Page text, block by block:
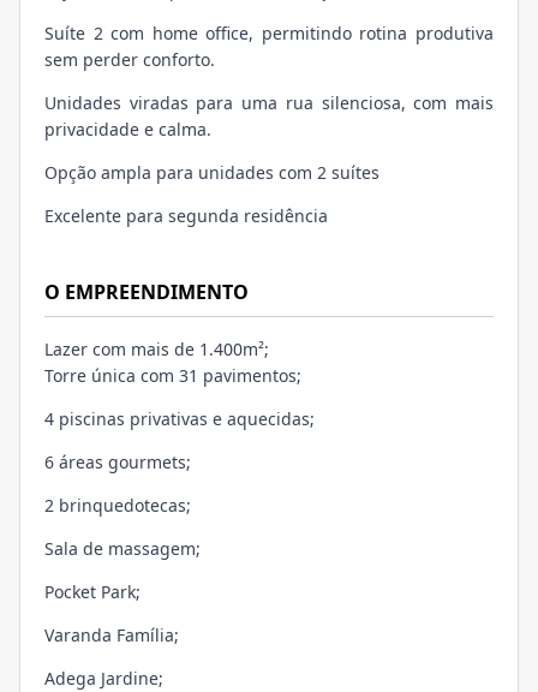
Suíte 2 com home office, permitindo rotina produtiva
sem perder conforto.
Unidades viradas para uma rua silenciosa, com mais
privacidade e calma.
Opção ampla para unidades com 2 suítes
Excelente para segunda residência
O EMPREENDIMENTO
Lazer com mais de 1.400m²;
Torre única com 31 pavimentos;
4 piscinas privativas e aquecidas;
6 áreas gourmets;
2 brinquedotecas;
Sala de massagem;
Pocket Park;
Varanda Família;
Adega Jardine;